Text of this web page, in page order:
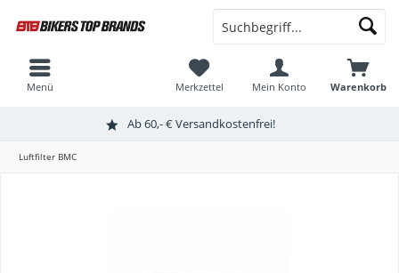
Ab 60,- € Versandkostenfrei!
Warenkorb
Merkzettel Mein Konto
Menü
Luftfilter BMC